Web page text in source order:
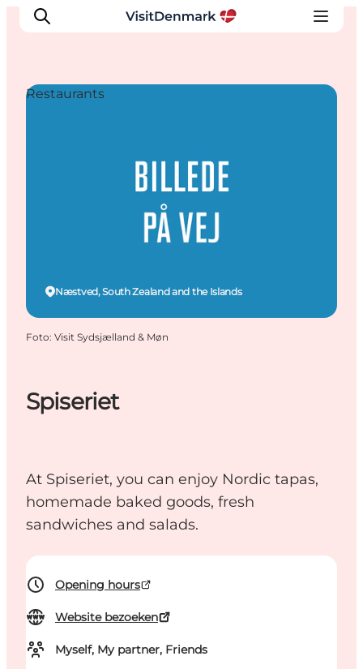
Bestemmingen
Accommodaties
Spiseriet
At Spiseriet, you can enjoy Nordic tapas,
homemade baked goods, fresh
sandwiches and salads.
Opening hours
Website bezoeken
Myself, My partner, Friends
Næstved, South Zealand and the Islands
Restaurants
Foto: Visit Sydsjælland & Møn